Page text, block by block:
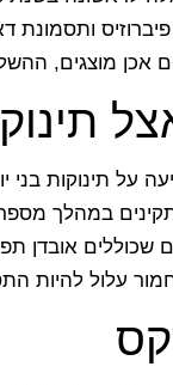
ותסמונת
אכן מוצגים,
על תינוקות
תקינים במהלך
אובדן
עלול להיות